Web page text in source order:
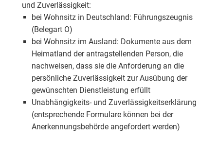
und Zuverlässigkeit:
bei Wohnsitz in Deutschland: Führungszeugnis
(Belegart O)
bei Wohnsitz im Ausland: Dokumente aus dem
Heimatland der antragstellenden Person, die
nachweisen, dass sie die Anforderung an die
persönliche Zuverlässigkeit zur Ausübung der
gewünschten Dienstleistung erfüllt
Unabhängigkeits- und Zuverlässigkeitserklärung
(entsprechende Formulare können bei der
Anerkennungsbehörde angefordert werden)